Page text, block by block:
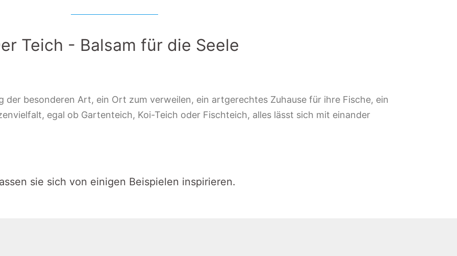
Teich - Balsam für die Seele
der besonderen Art, ein Ort zum verweilen, ein artgerechtes Zuhause für ihre Fische, ein
egal ob Gartenteich, Koi-Teich oder Fischteich, alles lässt sich mit einander
sie sich von einigen Beispielen inspirieren.